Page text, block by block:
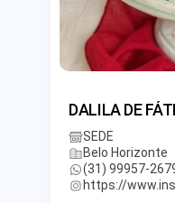
DALILA DE
SEDE
Belo Horizonte
(31) 99957-
https://